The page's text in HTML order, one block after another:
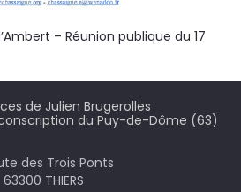
– Réunion publique du 17
de Julien Brugerolles
du Puy-de-Dôme (63)
des Trois Ponts
63300 THIERS